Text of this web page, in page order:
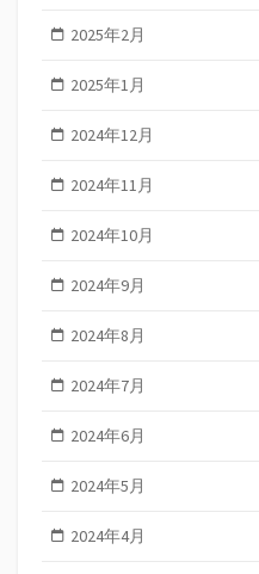
2025年2月
2025年1月
2024年12月
2024年11月
2024年10月
2024年9月
2024年8月
2024年7月
2024年6月
2024年5月
2024年4月